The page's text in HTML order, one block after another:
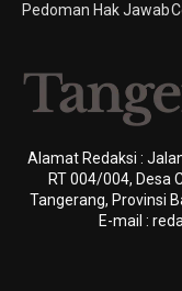
Pedoman Hak Jawab
Alamat Redaksi :
RT 004/004, Desa
Tangerang, Provinsi
E-mail :